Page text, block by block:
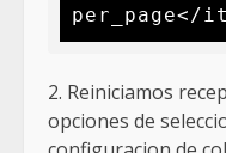
per_page</
2. Reiniciamos
opciones de